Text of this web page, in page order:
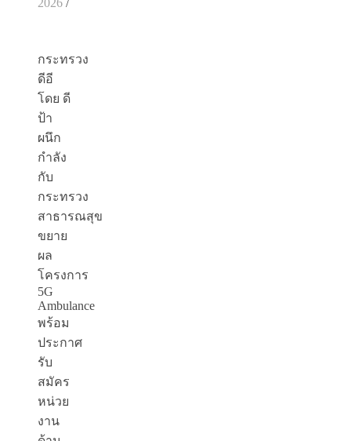
2026 /
กระทรวง
ดีอี
โดย ดี
ป้า
ผนึก
กำลัง
กับ
กระทรวง
สาธารณสุข
ขยาย
ผล
โครงการ
5G
Ambulance
พร้อม
ประกาศ
รับ
สมัคร
หน่วย
งาน